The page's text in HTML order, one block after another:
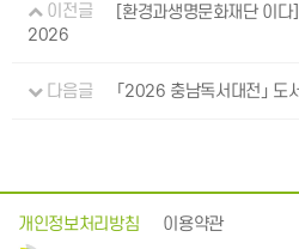
이전글
[환경과생명문화재단 이
2026
다음글
「2026 충남독서대전」
개인정보처리방침 이용약관